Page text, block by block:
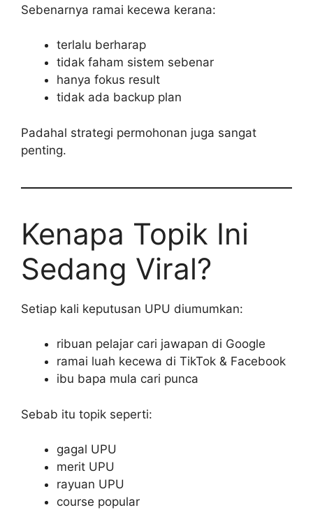
Sebenarnya ramai kecewa kerana:
terlalu berharap
tidak faham sistem sebenar
hanya fokus result
tidak ada backup plan
Padahal strategi permohonan juga sangat
penting.
Kenapa Topik Ini
Sedang Viral?
Setiap kali keputusan UPU diumumkan:
ribuan pelajar cari jawapan di Google
ramai luah kecewa di TikTok & Facebook
ibu bapa mula cari punca
Sebab itu topik seperti:
gagal UPU
merit UPU
rayuan UPU
course popular